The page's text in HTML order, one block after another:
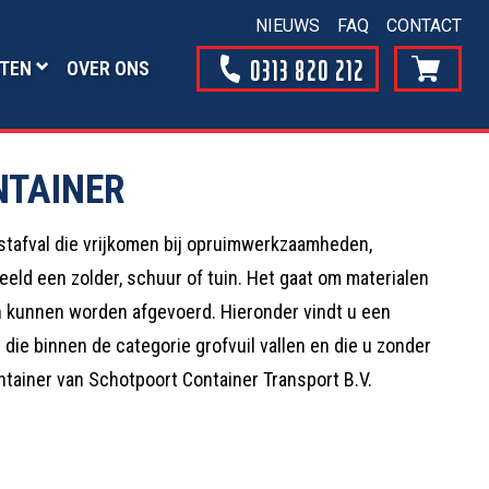
OVER ONS
NIEUWS FAQ CONTACT
0313 820 212
die vrijkomen bij opruimwerkzaamheden,
een zolder, schuur of tuin. Het gaat om materialen
worden afgevoerd. Hieronder vindt u een
binnen de categorie grofvuil vallen en die u zonder
van Schotpoort Container Transport B.V.